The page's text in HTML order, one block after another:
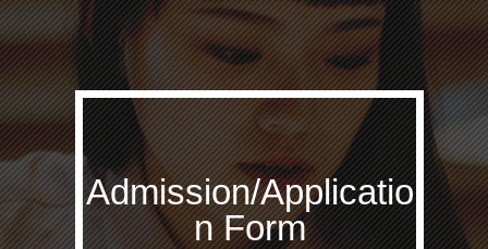
Admission/Applicatio
n Form